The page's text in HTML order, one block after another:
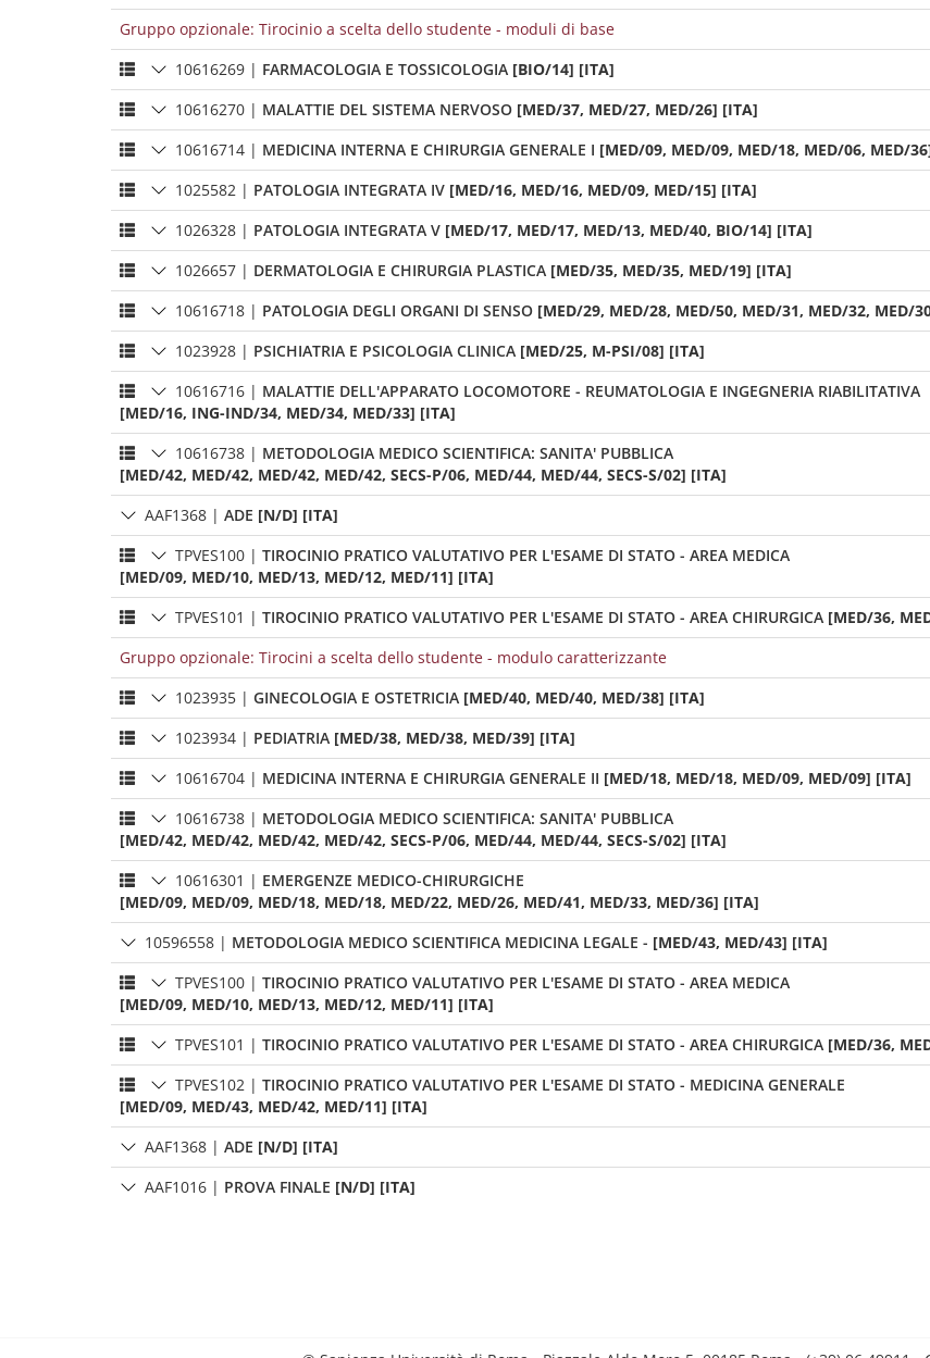
Gruppo opzionale: Tirocinio a scelta dello studente - moduli di base
10616269 | FARMACOLOGIA E TOSSICOLOGIA [BIO/14] [ITA]
10616270 | MALATTIE DEL SISTEMA NERVOSO [MED/37, MED/27, MED/26] [ITA]
10616714 | MEDICINA INTERNA E CHIRURGIA GENERALE I [MED/09, MED/09, MED/18, MED/06, MED/
1025582 | PATOLOGIA INTEGRATA IV [MED/16, MED/16, MED/09, MED/15] [ITA]
1026328 | PATOLOGIA INTEGRATA V [MED/17, MED/17, MED/13, MED/40, BIO/14] [ITA]
1026657 | DERMATOLOGIA E CHIRURGIA PLASTICA [MED/35, MED/35, MED/19] [ITA]
10616718 | PATOLOGIA DEGLI ORGANI DI SENSO [MED/29, MED/28, MED/50, MED/31, MED/32, MED/
1023928 | PSICHIATRIA E PSICOLOGIA CLINICA [MED/25, M-PSI/08] [ITA]
10616716 | MALATTIE DELL'APPARATO LOCOMOTORE - REUMATOLOGIA E INGEGNERIA RIABILITATIVA
[MED/16, ING-IND/34, MED/34, MED/33] [ITA]
10616738 | METODOLOGIA MEDICO SCIENTIFICA: SANITA' PUBBLICA
[MED/42, MED/42, MED/42, MED/42, SECS-P/06, MED/44, MED/44, SECS-S/02] [ITA]
AAF1368 | ADE [N/D] [ITA]
TPVES100 | TIROCINIO PRATICO VALUTATIVO PER L'ESAME DI STATO - AREA MEDICA
[MED/09, MED/10, MED/13, MED/12, MED/11] [ITA]
TPVES101 | TIROCINIO PRATICO VALUTATIVO PER L'ESAME DI STATO - AREA CHIRURGICA [MED/36,
Gruppo opzionale: Tirocini a scelta dello studente - modulo caratterizzante
1023935 | GINECOLOGIA E OSTETRICIA [MED/40, MED/40, MED/38] [ITA]
1023934 | PEDIATRIA [MED/38, MED/38, MED/39] [ITA]
10616704 | MEDICINA INTERNA E CHIRURGIA GENERALE II [MED/18, MED/18, MED/09, MED/09] [ITA]
10616738 | METODOLOGIA MEDICO SCIENTIFICA: SANITA' PUBBLICA
[MED/42, MED/42, MED/42, MED/42, SECS-P/06, MED/44, MED/44, SECS-S/02] [ITA]
10616301 | EMERGENZE MEDICO-CHIRURGICHE
[MED/09, MED/09, MED/18, MED/18, MED/22, MED/26, MED/41, MED/33, MED/36] [ITA]
10596558 | METODOLOGIA MEDICO SCIENTIFICA MEDICINA LEGALE - [MED/43, MED/43] [ITA]
TPVES100 | TIROCINIO PRATICO VALUTATIVO PER L'ESAME DI STATO - AREA MEDICA
[MED/09, MED/10, MED/13, MED/12, MED/11] [ITA]
TPVES101 | TIROCINIO PRATICO VALUTATIVO PER L'ESAME DI STATO - AREA CHIRURGICA [MED/36,
TPVES102 | TIROCINIO PRATICO VALUTATIVO PER L'ESAME DI STATO - MEDICINA GENERALE
[MED/09, MED/43, MED/42, MED/11] [ITA]
AAF1368 | ADE [N/D] [ITA]
AAF1016 | PROVA FINALE [N/D] [ITA]